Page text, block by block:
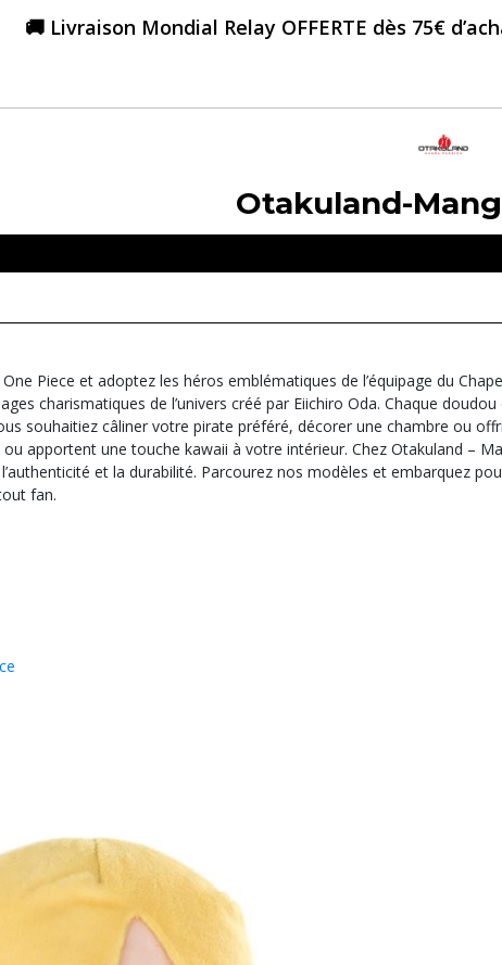
🚚 Livraison Mondial Relay OFFERTE dès 75€
Otakuland-
Piece et adoptez les héros emblématiques de l’équipage du
charismatiques de l’univers créé par Eiichiro Oda. Chaque
souhaitiez câliner votre pirate préféré, décorer une chambre ou
apportent une touche kawaii à votre intérieur. Chez Otakuland –
et la durabilité. Parcourez nos modèles et embarquez
fan.